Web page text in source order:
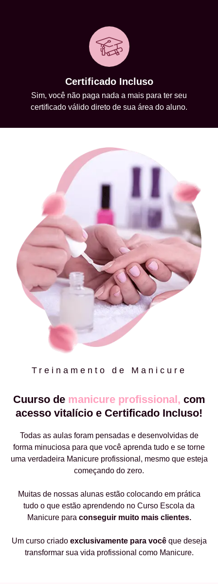
Certificado Incluso
Sim, você não paga nada a mais para ter seu
certificado válido direto de sua área do aluno.
Treinamento de Manicure
Cuurso de manicure profissional, com
acesso vitalício e Certificado Incluso!
Todas as aulas foram pensadas e desenvolvidas de
forma minuciosa para que você aprenda tudo e se torne
uma verdadeira Manicure profissional, mesmo que esteja
começando do zero.
Muitas de nossas alunas estão colocando em prática
tudo o que estão aprendendo no Curso Escola da
Manicure para conseguir muito mais clientes.
Um curso criado exclusivamente para vocêque deseja
transformar sua vida profissional como Manicure.